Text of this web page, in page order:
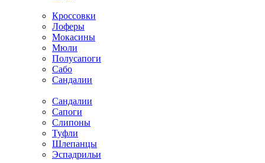
Кроссовки
Лоферы
Мокасины
Мюли
Полусапоги
Сабо
Сандалии
Сандалии
Сапоги
Слипоны
Туфли
Шлепанцы
Эспадрильи